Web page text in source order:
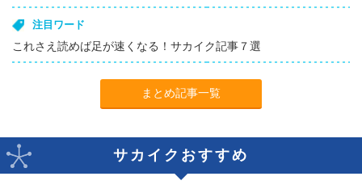
注目ワード
これさえ読めば足が速くなる！サカイク記事７選
まとめ記事一覧
サカイクおすすめ